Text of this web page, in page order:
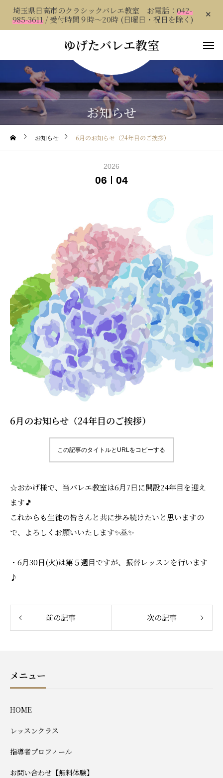
埼玉県日高市のクラシックバレエ教室 お電話：042-
985-3611 / 受付時間９時～20時 (日曜日・祝日を除く)
ゆげたバレエ教室
お知らせ
お知らせ 6月のお知らせ（24年目のご挨拶）
2026
06 04
6月のお知らせ（24年目のご挨拶）
この記事のタイトルとURLをコピーする
☆おかげ様で、当バレエ教室は6月7日に開設24年目を迎え
ます🎵
これからも生徒の皆さんと共に歩み続けたいと思いますの
で、よろしくお願いいたします✨🙇✨
・6月30日(火)は第５週目ですが、振替レッスンを行います
♪
前の記事 次の記事
メニュー
HOME
レッスンクラス
指導者プロフィール
お問い合わせ【無料体験】